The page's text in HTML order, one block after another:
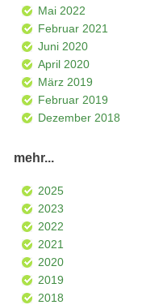
Mai 2022
Februar 2021
Juni 2020
April 2020
März 2019
Februar 2019
Dezember 2018
mehr...
2025
2023
2022
2021
2020
2019
2018